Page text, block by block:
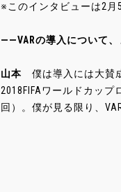
※このインタビューは2
――VARの導入について
山本 僕は導入には大賛
2018FIFAワールドカッ
回）。僕が見る限り、